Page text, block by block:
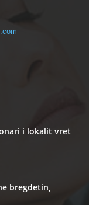
i lokalit vret
bregdetin,